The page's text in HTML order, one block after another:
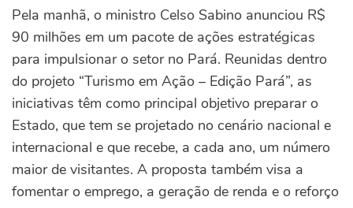
Pela manhã, o ministro Celso Sabino anunciou R$
90 milhões em um pacote de ações estratégicas
para impulsionar o setor no Pará. Reunidas dentro
do projeto “Turismo em Ação – Edição Pará”, as
iniciativas têm como principal objetivo preparar o
Estado, que tem se projetado no cenário nacional e
internacional e que recebe, a cada ano, um número
maior de visitantes. A proposta também visa a
fomentar o emprego, a geração de renda e o reforço